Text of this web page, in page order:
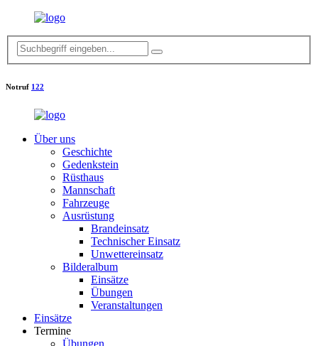
Notruf 122
Über uns
Geschichte
Gedenkstein
Rüsthaus
Mannschaft
Fahrzeuge
Ausrüstung
Brandeinsatz
Technischer Einsatz
Unwettereinsatz
Bilderalbum
Einsätze
Übungen
Veranstaltungen
Einsätze
Termine
Übungen